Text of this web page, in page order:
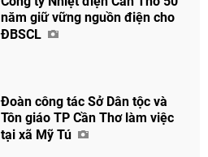
năm giữ vững nguồn điện cho
ĐBSCL
Đoàn công tác Sở Dân tộc và
Tôn giáo TP Cần Thơ làm việc
tại xã Mỹ Tú